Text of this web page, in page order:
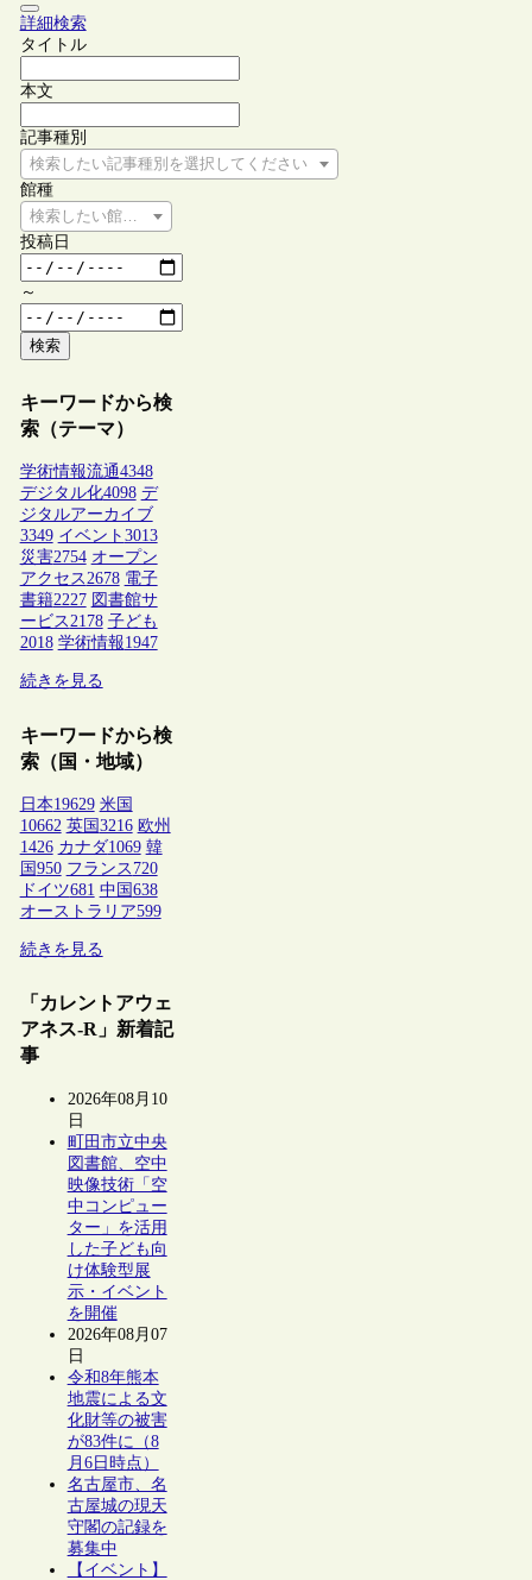
詳細検索
タイトル
本文
記事種別
検索したい記事種別を選択してください
館種
検索したい館種を選択してください
投稿日
～
検索
キーワードから検
索（テーマ）
学術情報流通4348
デジタル化4098 デ
ジタルアーカイブ
3349 イベント 3013
災害2754 オープン
アクセス2678 電子
書籍2227 図書館サ
ービス2178 子ども
2018 学術情報1947
続きを見る
キーワードから検
索（国・地域）
日本19629 米国
10662 英国 3216 欧州
1426 カナダ1069 韓
国 950 フランス 720
ドイツ681 中国 638
オーストラリア599
続きを見る
「カレントアウェ
アネス-R」新着記
事
2026年08月10
日
町田市立中央
図書館、空中
映像技術「空
中コンピュー
ター」を活用
した子ども向
け体験型展
示・イベント
を開催
2026年08月07
日
令和8年熊本
地震による文
化財等の被害
が83件に（8
月6日時点）
名古屋市、名
古屋城の現天
守閣の記録を
募集中
【イベント】